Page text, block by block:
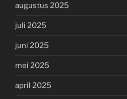
augustus 2025
juli 2025
juni 2025
mei 2025
april 2025